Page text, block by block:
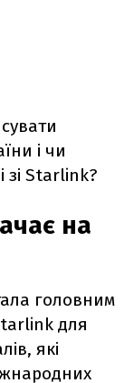
і чи
зі Starlink?
на
головним
для
які